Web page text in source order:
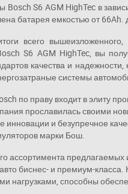
Bosch S6 AGM HighTec в
батарея емкостью от 66Ah.
всего вышеизложенного,
S6 AGM HighTec, вы
качества и
системы
по праву входит в элиту
прославилась своими
инновации и безупречное
марки Бош.
ассортимента
биснес- и премиум-
нагрузками, способны